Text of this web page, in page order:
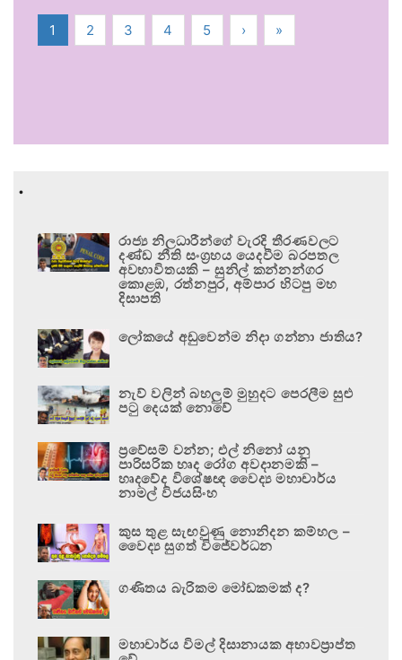
1 2 3 4 5 › »
.
රාජ්‍ය නිලධාරීන්ගේ වැරදි තීරණවලට
දණ්ඩ නීති සංග්‍රහය යෙදවීම බරපතල
අවභාවිතයකි – සුනිල් කන්නන්ගර
කොළඹ, රත්නපුර, අම්පාර හිටපු මහ
දිසාපති
ලෝකයේ අඩුවෙන්ම නිදා ගන්නා ජාතිය?
නැව් වලින් බහලුම් මුහුදට පෙරලීම සුළු
පටු දෙයක් නොවේ
ප්‍රවේසම් වන්න; එල් නිනෝ යනු
පාරිසරික හෘද රෝග අවදානමකි –
හෘදවේද විශේෂඥ වෛද්‍ය මහාචාර්ය
නාමල් විජයසිංහ
කුස තුළ සැඟවුණු නොනිදන කම්හල –
වෛද්‍ය සුගත් විජේවර්ධන
ගණිතය බැරිකම මෝඩකමක් ද?
මහාචාර්ය විමල් දිසානායක අභාවප්‍රාප්ත